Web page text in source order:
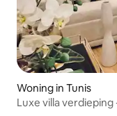
Woning in Tunis
Luxe villa